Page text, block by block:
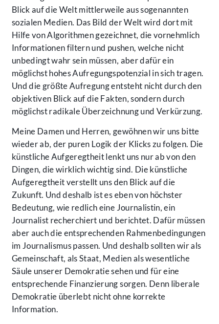
Blick auf die Welt mittlerweile aus sogenannten
sozialen Medien. Das Bild der Welt wird dort mit
Hilfe von Algorithmen gezeichnet, die vornehmlich
Informationen filtern und pushen, welche nicht
unbedingt wahr sein müssen, aber dafür ein
möglichst hohes Aufregungspotenzial in sich tragen.
Und die größte Aufregung entsteht nicht durch den
objektiven Blick auf die Fakten, sondern durch
möglichst radikale Überzeichnung und Verkürzung.
Meine Damen und Herren, gewöhnen wir uns bitte
wieder ab, der puren Logik der Klicks zu folgen. Die
künstliche Aufgeregtheit lenkt uns nur ab von den
Dingen, die wirklich wichtig sind. Die künstliche
Aufgeregtheit verstellt uns den Blick auf die
Zukunft. Und deshalb ist es eben von höchster
Bedeutung, wie redlich eine Journalistin, ein
Journalist recherchiert und berichtet. Dafür müssen
aber auch die entsprechenden Rahmenbedingungen
im Journalismus passen. Und deshalb sollten wir als
Gemeinschaft, als Staat, Medien als wesentliche
Säule unserer Demokratie sehen und für eine
entsprechende Finanzierung sorgen. Denn liberale
Demokratie überlebt nicht ohne korrekte
Information.